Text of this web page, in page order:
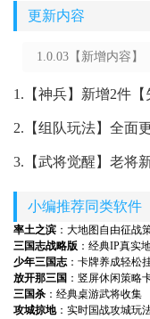
更新内容
1.0.03【新增内容】
1.【神兵】新增2件【
2.【组队玩法】全面
3.【武将觉醒】老将
小编推荐同类软件
率土之滨 ：大地图自由征战
三国志战略版 ：经典IP真实
少年三国志：卡牌养成轻松
放开那三国 ：竖屏休闲策略
三国杀 ：经典桌游武将收集
攻城掠地：实时国战攻城玩